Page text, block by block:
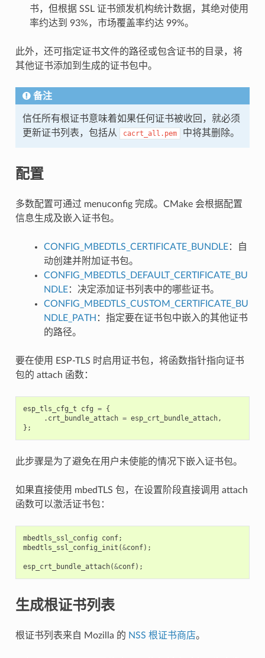
书，但根据 SSL 证书颁发机构统计数据，其绝对使用
率约达到 93%，市场覆盖率约达 99%。
此外，还可指定证书文件的路径或包含证书的目录，将
其他证书添加到生成的证书包中。
备注
信任所有根证书意味着如果任何证书被收回，就必须
更新证书列表，包括从
cacrt_all.pem 中将其删除。
配置
多数配置可通过 menuconfig 完成。CMake 会根据配置
信息生成及嵌入证书包。
CONFIG_MBEDTLS_CERTIFICATE_BUNDLE：自
动创建并附加证书包。
CONFIG_MBEDTLS_DEFAULT_CERTIFICATE_BU
NDLE：决定添加证书列表中的哪些证书。
CONFIG_MBEDTLS_CUSTOM_CERTIFICATE_BU
NDLE_PATH ：指定要在证书包中嵌入的其他证书
的路径。
要在使用 ESP-TLS 时启用证书包，将函数指针指向证书
包的 attach 函数：
esp_tls_cfg_t cfg = {
. crt_bundle_attach = esp_crt_bundle_attach,
};
此步骤是为了避免在用户未使能的情况下嵌入证书包。
如果直接使用 mbedTLS 包，在设置阶段直接调用 attach
函数可以激活证书包：
mbedtls_ssl_config conf;
mbedtls_ssl_config_init (&conf);
esp_crt_bundle_attach(&conf);
生成根证书列表
根证书列表来自 Mozilla 的 NSS 根证书商店。